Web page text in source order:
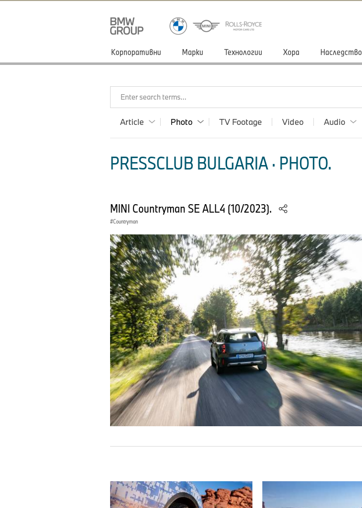
Корпоративни Марки Технологии Хора Наследство
Enter search terms...
Article Photo TV Footage Video Audio
PRESSCLUB BULGARIA · PHOTO.
MINI Countryman SE ALL4 (10/2023).
Countryman